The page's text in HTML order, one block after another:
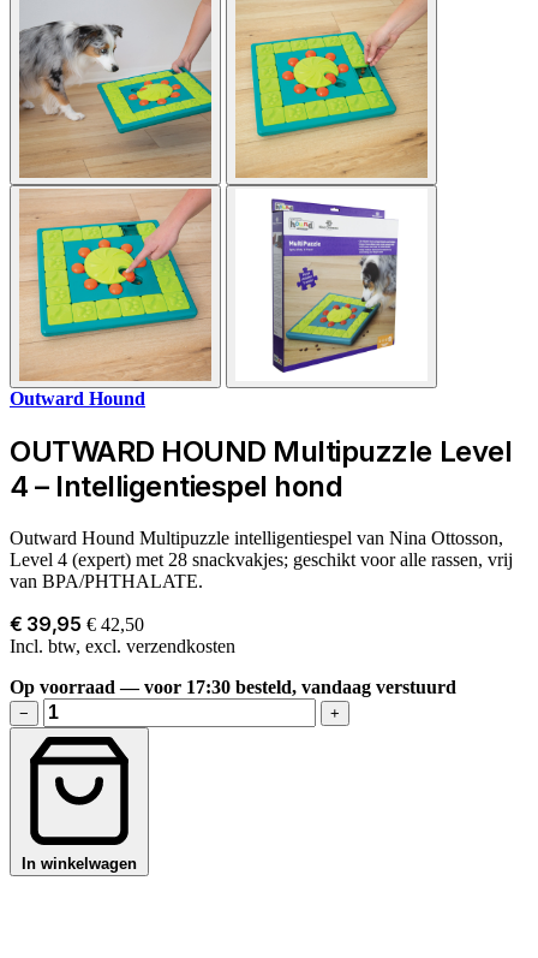
Outward Hound
OUTWARD HOUND Multipuzzle Level
4 – Intelligentiespel hond
Outward Hound Multipuzzle intelligentiespel van Nina Ottosson,
Level 4 (expert) met 28 snackvakjes; geschikt voor alle rassen, vrij
van BPA/PHTHALATE.
€ 39,95 € 42,50
Incl. btw, excl. verzendkosten
Op voorraad — voor 17:30 besteld, vandaag verstuurd
− +
In winkelwagen